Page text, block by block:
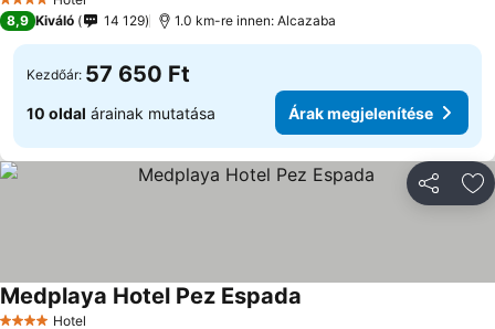
4 Kategória
8,9 Kiváló 14 129 1.0 km-re innen: Alcazaba
Kezdőár: 57 650 Ft
10 oldal árainak mutatása Árak megjelenítése
Hotel
Medplaya Hotel Pez Espada